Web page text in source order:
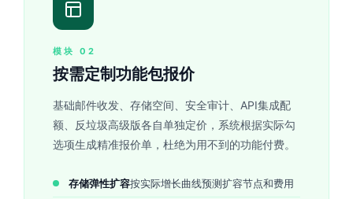
模块 02
按需定制功能包报价
基础邮件收发、存储空间、安全审计、API集成配
额、反垃圾高级版各自单独定价，系统根据实际勾
选项生成精准报价单，杜绝为用不到的功能付费。
存储弹性扩容按实际增长曲线预测扩容节点和费用